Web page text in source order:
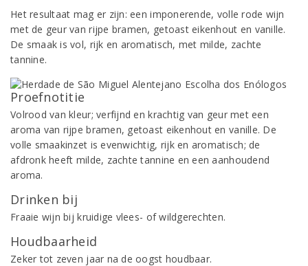
Het resultaat mag er zijn: een imponerende, volle rode wijn
met de geur van rijpe bramen, getoast eikenhout en vanille.
De smaak is vol, rijk en aromatisch, met milde, zachte
tannine.
Proefnotitie
Volrood van kleur; verfijnd en krachtig van geur met een
aroma van rijpe bramen, getoast eikenhout en vanille. De
volle smaakinzet is evenwichtig, rijk en aromatisch; de
afdronk heeft milde, zachte tannine en een aanhoudend
aroma.
Drinken bij
Fraaie wijn bij kruidige vlees- of wildgerechten.
Houdbaarheid
Zeker tot zeven jaar na de oogst houdbaar.